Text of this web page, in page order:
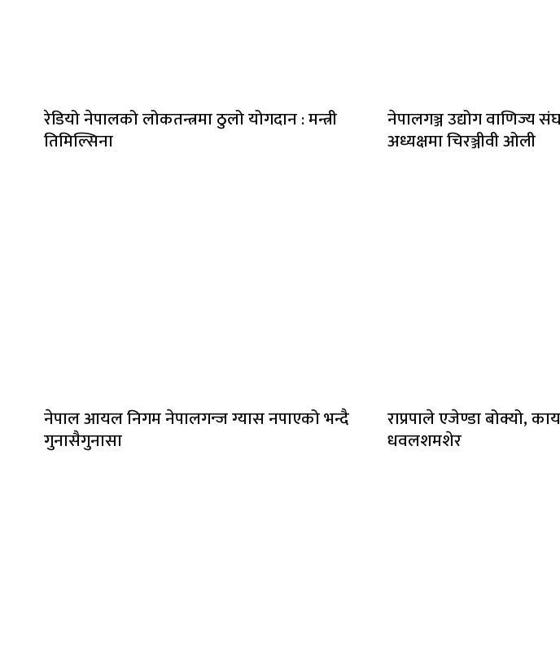
रेडियो नेपालको लोकतन्त्रमा ठुलो योगदान : मन्त्री
तिमिल्सिना
नेपालगञ्ज उद्योग वाणिज्य
अध्यक्षमा चिरञ्जीवी ओली
नेपाल आयल निगम नेपालगन्ज ग्यास नपाएको भन्दै
गुनासैगुनासा
राप्रपाले एजेण्डा बोक्यो,
धवलशमशेर